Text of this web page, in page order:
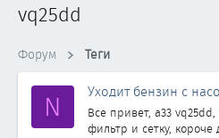
vq25dd
Форум Теги
N Уходит бензин с
Все привет, a33
фильтр и сетку,